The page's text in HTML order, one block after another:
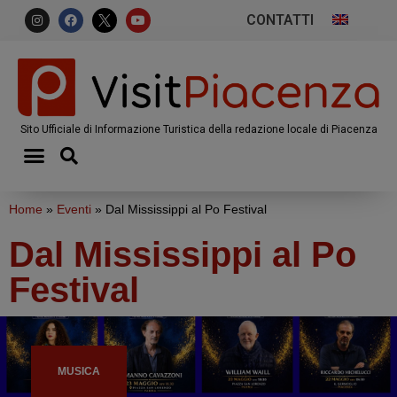
CONTATTI
Sito Ufficiale di Informazione Turistica della redazione locale di Piacenza
Home » Eventi » Dal Mississippi al Po Festival
Dal Mississippi al Po
Festival
MUSICA